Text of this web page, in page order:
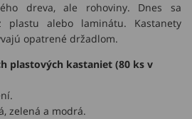
dreva, ale rohoviny. Dnes sa
alebo laminátu. Kastanety
opatrené držadlom.
plastových kastaniet (80 ks v
zelená a modrá.